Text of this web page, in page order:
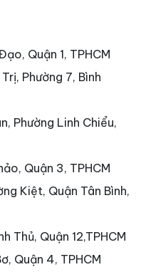
Quận 1, TPHCM
Phường 7, Bình
Phường Linh Chiểu,
Quận 3, TPHCM
Kiệt, Quận Tân Bình,
Thủ, Quận 12,TPHCM
Quận 4, TPHCM